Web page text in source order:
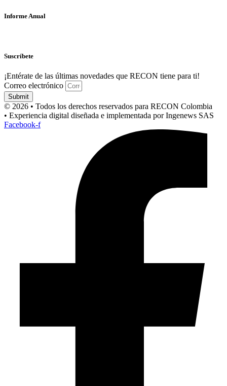
Informe Anual
Suscríbete
¡Entérate de las últimas novedades que RECON tiene para ti!
Correo electrónico
Submit
© 2026 • Todos los derechos reservados para RECON Colombia
• Experiencia digital diseñada e implementada por Ingenews SAS
Facebook-f